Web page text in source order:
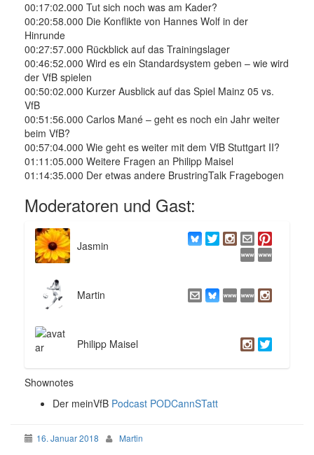
00:17:02.000 Tut sich noch was am Kader?
00:20:58.000 Die Konflikte von Hannes Wolf in der
Hinrunde
00:27:57.000 Rückblick auf das Trainingslager
00:46:52.000 Wird es ein Standardsystem geben – wie wird
der VfB spielen
00:50:02.000 Kurzer Ausblick auf das Spiel Mainz 05 vs.
VfB
00:51:56.000 Carlos Mané – geht es noch ein Jahr weiter
beim VfB?
00:57:04.000 Wie geht es weiter mit dem VfB Stuttgart II?
01:11:05.000 Weitere Fragen an Philipp Maisel
01:14:35.000 Der etwas andere BrustringTalk Fragebogen
Moderatoren und Gast:
Jasmin
Martin
Philipp Maisel
Shownotes
Der meinVfB Podcast PODCannSTatt
16. Januar 2018 Martin